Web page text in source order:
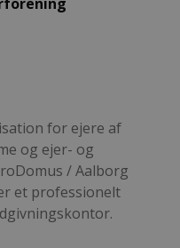
for ejere af
og ejer- og
/ Aalborg
et professionelt